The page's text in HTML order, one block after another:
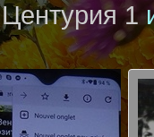
Центурия 1